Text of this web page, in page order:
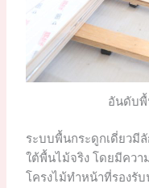
อันดับพื้
ระบบพื้นกระดูกเดี่ยวมี
ใต้พื้นไม้จริง โดยมีคว
โครงไม้ทำหน้าที่รองรั